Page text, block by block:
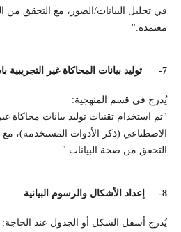
في تحليل البيانات/الصور، مع التحقق من
معتمدة."
7- توليد بيانات المحاكاة غير
يُدرج في قسم المنهجية:
"تم استخدام تقنيات توليد بيانات محاكاة
الاصطناعي (ذكر الأدوات المستخدمة)، مع
التحقق من صحة البيانات."
8- إعداد الأشكال والرسوم البيانية
يُدرج أسفل الشكل أو الجدول عند الحاجة: